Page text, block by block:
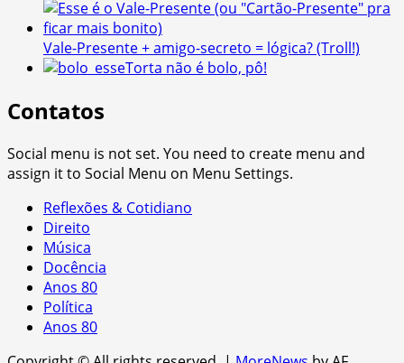
Vale-Presente + amigo-secreto = lógica? (Troll!)
Torta não é bolo, pô!
Contatos
Social menu is not set. You need to create menu and
assign it to Social Menu on Menu Settings.
Reflexões & Cotidiano
Direito
Música
Docência
Anos 80
Política
Anos 80